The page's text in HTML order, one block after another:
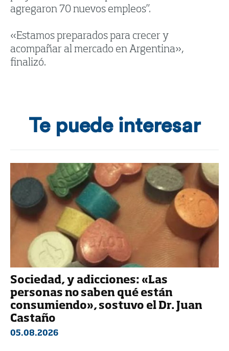
agregaron 70 nuevos empleos”.
«Estamos preparados para crecer y
acompañar al mercado en Argentina»,
finalizó.
Te puede interesar
Sociedad, y adicciones: «Las
personas no saben qué están
consumiendo», sostuvo el Dr. Juan
Castaño
05.08.2026